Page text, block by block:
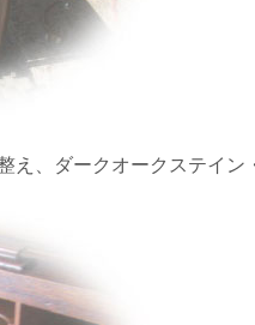
え、ダークオークステイン